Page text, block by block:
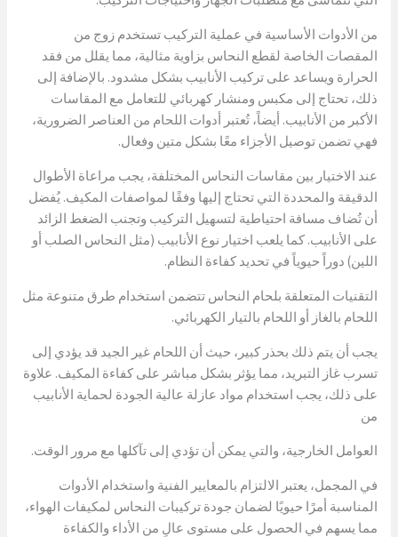
من الأدوات الأساسية في عملية التركيب تستخدم زوج من
المقصات الخاصة لقطع النحاس بزاوية مثالية، مما يقلل من فقد
الحرارة ويساعد على تركيب الأنابيب بشكل مشدود. بالإضافة إلى
ذلك، تحتاج إلى مكبس ومنشار كهربائي للتعامل مع المقاسات
الأكبر من الأنابيب. أيضاً، تُعتبر أدوات اللحام من العناصر الضرورية،
فهي تضمن توصيل الأجزاء معًا بشكل متين وفعال.
عند الاختيار بين مقاسات النحاس المختلفة، يجب مراعاة الأطوال
الدقيقة والمحددة التي تحتاج إليها وفقًا لمواصفات المكيف. يُفضل
أن تُضاف مسافة احتياطية لتسهيل التركيب وتجنب الضغط الزائد
على الأنابيب. كما يلعب اختيار نوع الأنابيب (مثل النحاس الصلب أو
اللين) دوراً حيوياً في تحديد كفاءة النظام.
التقنيات المتعلقة بلحام النحاس تتضمن استخدام طرق متنوعة مثل
اللحام بالغاز أو اللحام بالتيار الكهربائي.
يجب أن يتم ذلك بحذر كبير، حيث أن اللحام غير الجيد قد يؤدي إلى
تسرب غاز التبريد، مما يؤثر بشكل مباشر على كفاءة المكيف. علاوة
على ذلك، يجب استخدام مواد عازلة عالية الجودة لحماية الأنابيب
من
العوامل الخارجية، والتي يمكن أن تؤدي إلى تآكلها مع مرور الوقت.
في المجمل، يعتبر الالتزام بالمعايير الفنية واستخدام الأدوات
المناسبة أمرًا حيويًا لضمان جودة تركيبات النحاس لمكيفات الهواء،
مما يسهم في الحصول على مستوى عالٍ من الأداء والكفاءة